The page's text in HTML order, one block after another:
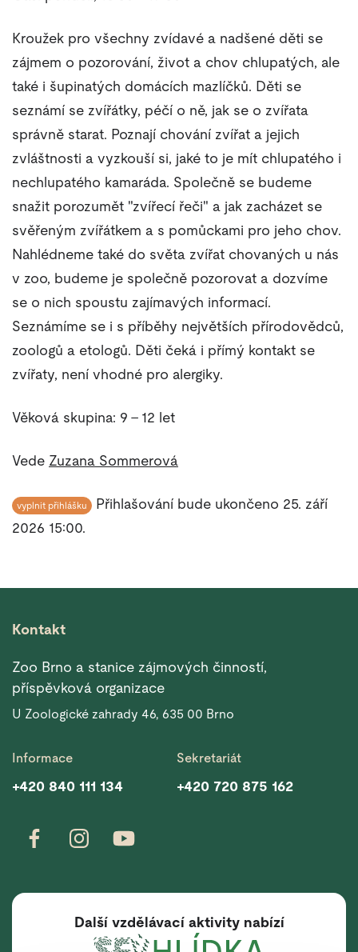
Kroužek pro všechny zvídavé a nadšené děti se
zájmem o pozorování, život a chov chlupatých, ale
také i šupinatých domácích mazlíčků. Děti se
seznámí se zvířátky, péčí o ně, jak se o zvířata
správně starat. Poznají chování zvířat a jejich
zvláštnosti a vyzkouší si, jaké to je mít chlupatého i
nechlupatého kamaráda. Společně se budeme
snažit porozumět "zvířecí řeči" a jak zacházet se
svěřeným zvířátkem a s pomůckami pro jeho chov.
Nahlédneme také do světa zvířat chovaných u nás
v zoo, budeme je společně pozorovat a dozvíme
se o nich spoustu zajímavých informací.
Seznámíme se i s příběhy největších přírodovědců,
zoologů a etologů. Děti čeká i přímý kontakt se
zvířaty, není vhodné pro alergiky.
Věková skupina: 9 - 12 let
Vede Zuzana Sommerová
vyplnit přihlášku
Přihlašování bude ukončeno 25. září
2026 15:00.
Kontakt
Zoo Brno a stanice zájmových činností,
příspěvková organizace
U Zoologické zahrady 46, 635 00 Brno
Informace
+420 840 111 134
Sekretariát
+420 720 875 162
Další vzdělávací aktivity nabízí